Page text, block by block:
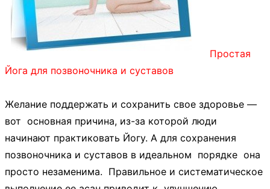
Простая
Йога для позвоночника и суставов
Желание поддержать и сохранить свое здоровье —
вот основная причина, из-за которой люди
начинают практиковать Йогу. А для сохранения
позвоночника и суставов в идеальном порядке она
просто незаменима. Правильное и систематическое